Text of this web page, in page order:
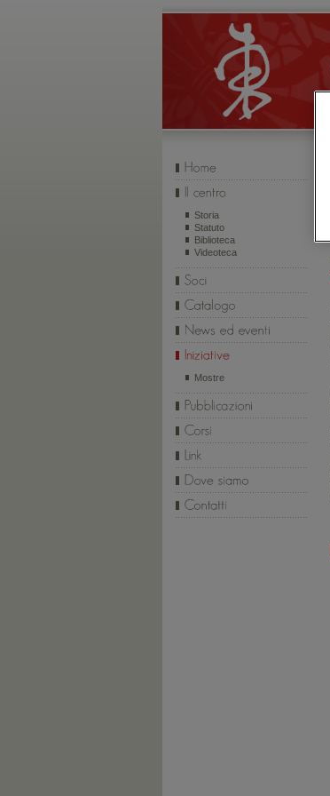
Storia
Statuto
Biblioteca
Videoteca
Mostre